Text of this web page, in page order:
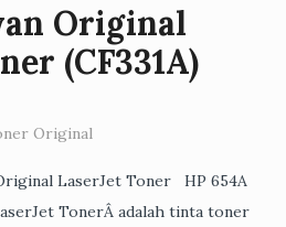
Original
(CF331A)
Original
LaserJet Toner HP 654A
TonerÂ adalah tinta toner